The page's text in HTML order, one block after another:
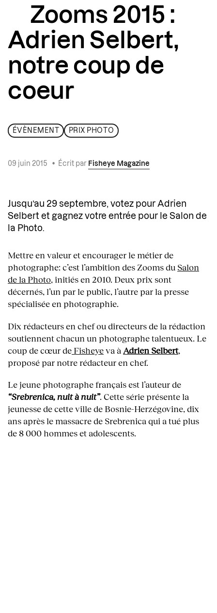
Zooms 2015 :
Adrien Selbert,
notre coup de
coeur
ÉVÈNEMENT PRIX PHOTO
09 juin 2015 • Écrit par Fisheye Magazine
Jusqu’au 29 septembre, votez pour Adrien
Selbert et gagnez votre entrée pour le Salon de
la Photo.
Mettre en valeur et encourager le métier de
photographe: c’est l’ambition des Zooms du Salon
de la Photo, initiés en 2010. Deux prix sont
décernés, l’un par le public, l’autre par la presse
spécialisée en photographie.
Dix rédacteurs en chef ou directeurs de la rédaction
soutiennent chacun un photographe talentueux. Le
coup de cœur de Fisheyeva à Adrien Selbert,
proposé par notre rédacteur en chef.
Le jeune photographe français est l’auteur de
“Srebrenica, nuit à nuit”. Cette série présente la
jeunesse de cette ville de Bosnie-Herzégovine, dix
ans après le massacre de Srebrenica qui a tué plus
de 8 000 hommes et adolescents.